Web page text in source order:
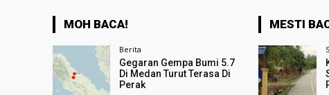
MOH BACA!
Berita
Gegaran Gempa Bumi 5.7
Di Medan Turut Terasa Di
Perak
MESTI